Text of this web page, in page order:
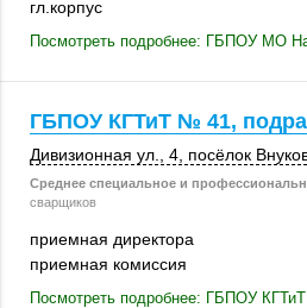
гл.корпус
Посмотреть подробнее: ГБПОУ МО
ГБПОУ КГТиТ № 41,
Дивизионная ул., 4 посёлок
Среднее специальное и
сварщиков
приемная директора
приемная комиссия
Посмотреть подробнее: ГБПОУ